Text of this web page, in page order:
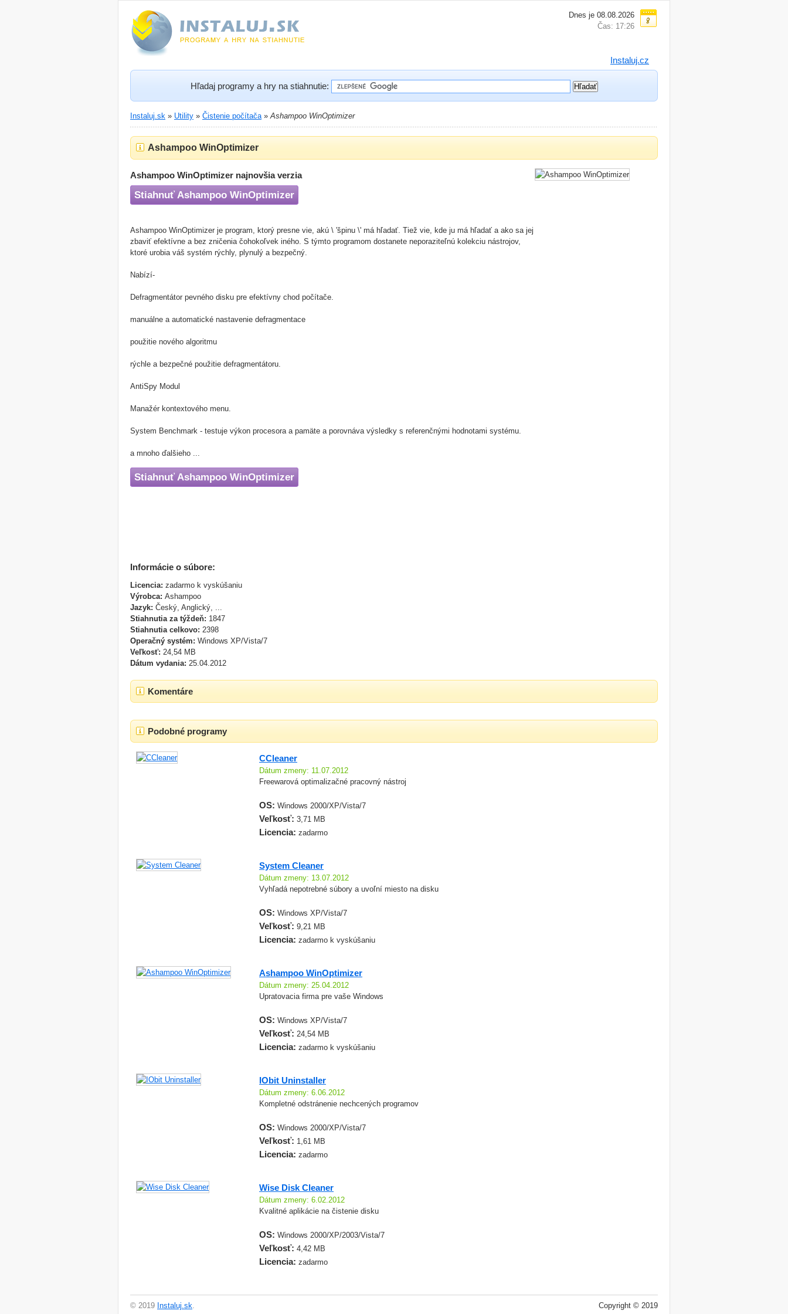
Dnes je 08.08.2026
Čas: 17:26
Instaluj.cz
Hľadaj programy a hry na stiahnutie:
Instaluj.sk » Utility » Čistenie počítača»Ashampoo WinOptimizer
Ashampoo WinOptimizer
Ashampoo WinOptimizer najnovšia verzia
Stiahnuť Ashampoo WinOptimizer
Ashampoo WinOptimizer je program, ktorý presne vie, akú \ 'špinu \' má hľadať. Tiež vie, kde ju má hľadať a ako sa jej
zbaviť efektívne a bez zničenia čohokoľvek iného. S týmto programom dostanete neporaziteľnú kolekciu nástrojov,
ktoré urobia váš systém rýchly, plynulý a bezpečný.
Nabízí-
Defragmentátor pevného disku pre efektívny chod počítače.
manuálne a automatické nastavenie defragmentace
použitie nového algoritmu
rýchle a bezpečné použitie defragmentátoru.
AntiSpy Modul
Manažér kontextového menu.
System Benchmark - testuje výkon procesora a pamäte a porovnáva výsledky s referenčnými hodnotami systému.
a mnoho ďalšieho ...
Stiahnuť Ashampoo WinOptimizer
Informácie o súbore:
Licencia: zadarmo k vyskúšaniu
Výrobca: Ashampoo
Jazyk: Český, Anglický, ...
Stiahnutia za týždeň: 1847
Stiahnutia celkovo: 2398
Operačný systém: Windows XP/Vista/7
Veľkosť: 24,54 MB
Dátum vydania: 25.04.2012
Komentáre
Podobné programy
CCleaner
Dátum zmeny: 11.07.2012
Freewarová optimalizačné pracovný nástroj
OS: Windows 2000/XP/Vista/7
Veľkosť: 3,71 MB
Licencia: zadarmo
System Cleaner
Dátum zmeny: 13.07.2012
Vyhľadá nepotrebné súbory a uvoľní miesto na disku
OS: Windows XP/Vista/7
Veľkosť: 9,21 MB
Licencia: zadarmo k vyskúšaniu
Ashampoo WinOptimizer
Dátum zmeny: 25.04.2012
Upratovacia firma pre vaše Windows
OS: Windows XP/Vista/7
Veľkosť: 24,54 MB
Licencia: zadarmo k vyskúšaniu
IObit Uninstaller
Dátum zmeny: 6.06.2012
Kompletné odstránenie nechcených programov
OS: Windows 2000/XP/Vista/7
Veľkosť: 1,61 MB
Licencia: zadarmo
Wise Disk Cleaner
Dátum zmeny: 6.02.2012
Kvalitné aplikácie na čistenie disku
OS: Windows 2000/XP/2003/Vista/7
Veľkosť: 4,42 MB
Licencia: zadarmo
Copyright © 2019
© 2019 Instaluj.sk.